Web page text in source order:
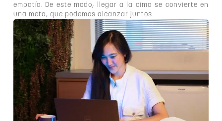
empatía. De este modo, llegar a la cima se convierte en
una meta, que podemos alcanzar juntos.